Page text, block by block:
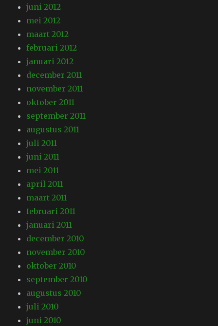
juni 2012
mei 2012
maart 2012
februari 2012
januari 2012
december 2011
november 2011
oktober 2011
september 2011
augustus 2011
juli 2011
juni 2011
mei 2011
april 2011
maart 2011
februari 2011
januari 2011
december 2010
november 2010
oktober 2010
september 2010
augustus 2010
juli 2010
juni 2010